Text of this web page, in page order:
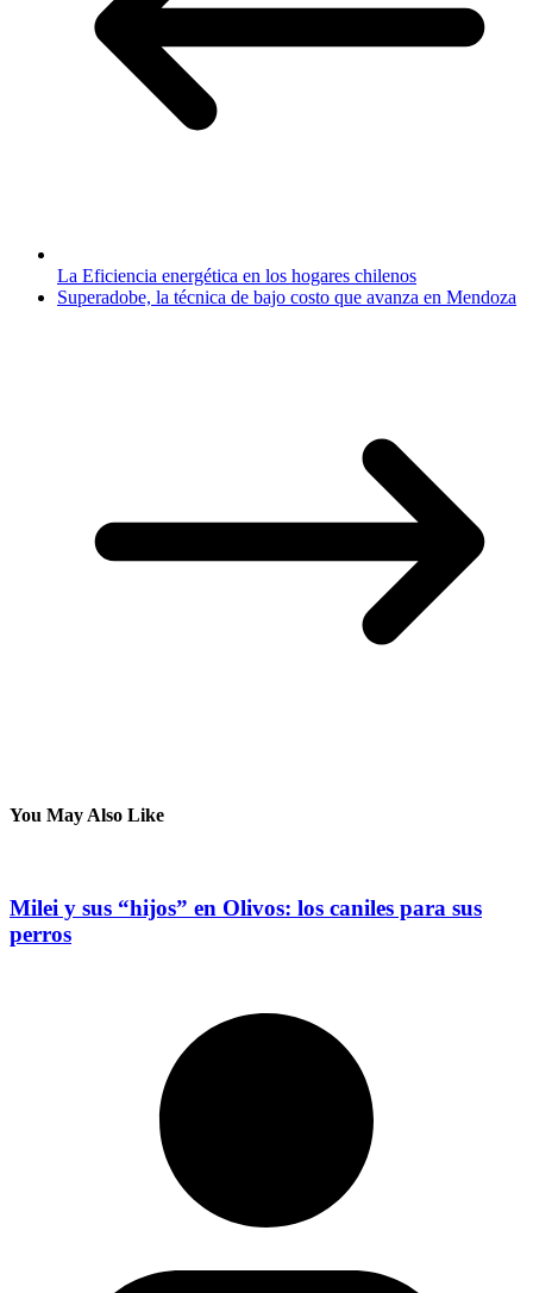
La Eficiencia energética en los hogares chilenos
Superadobe, la técnica de bajo costo que avanza en Mendoza
You May Also Like
Milei y sus “hijos” en Olivos: los caniles para sus
perros